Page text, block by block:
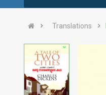
Translations